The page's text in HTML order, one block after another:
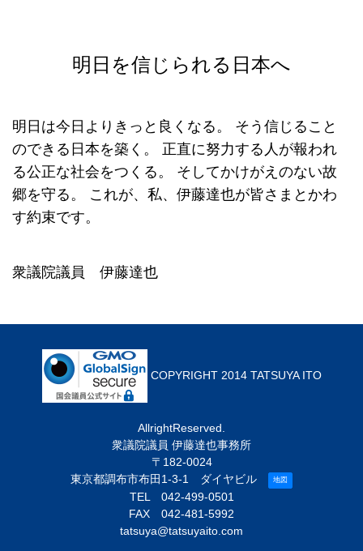
明日を信じられる日本へ
明日は今日よりきっと良くなる。
そう信じること
のできる日本を築く。
正直に努力する人が報われ
る公正な社会をつくる。
そしてかけがえのない故
郷を守る。
これが、私、伊藤達也が皆さまとかわ
す約束です。
衆議院議員 伊藤達也
COPYRIGHT 2014 TATSUYA ITO
AllrightReserved.
衆議院議員 伊藤達也事務所
〒182-0024
東京都調布市布田1-3-1 ダイヤビル
地図
TEL 042-499-0501
FAX 042-481-5992
tatsuya@tatsuyaito.com